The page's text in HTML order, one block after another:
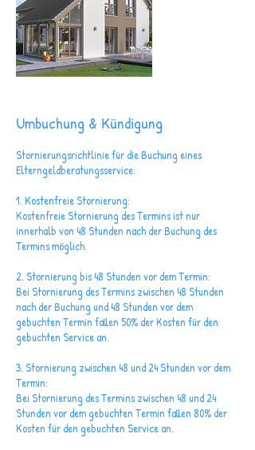
Umbuchung & Kündigung
Stornierungsrichtlinie für die Buchung eines
Elterngeldberatungsservice:
1. Kostenfreie Stornierung:
Kostenfreie Stornierung des Termins ist nur
innerhalb von 48 Stunden nach der Buchung des
Termins möglich.
2. Stornierung bis 48 Stunden vor dem Termin:
Bei Stornierung des Termins zwischen 48 Stunden
nach der Buchung und 48 Stunden vor dem
gebuchten Termin fallen 50% der Kosten für den
gebuchten Service an.
3. Stornierung zwischen 48 und 24 Stunden vor dem
Termin:
Bei Stornierung des Termins zwischen 48 und 24
Stunden vor dem gebuchten Termin fallen 80% der
Kosten für den gebuchten Service an.